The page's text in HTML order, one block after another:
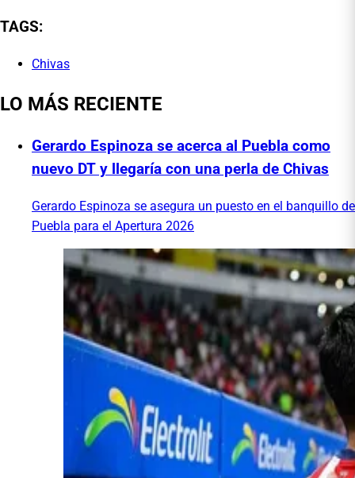
TAGS:
Chivas
LO MÁS RECIENTE
Gerardo Espinoza se acerca al Puebla como
nuevo DT y llegaría con una perla de Chivas
Gerardo Espinoza se asegura un puesto en el banquillo de
Puebla para el Apertura 2026